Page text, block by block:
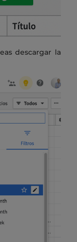
descargar la